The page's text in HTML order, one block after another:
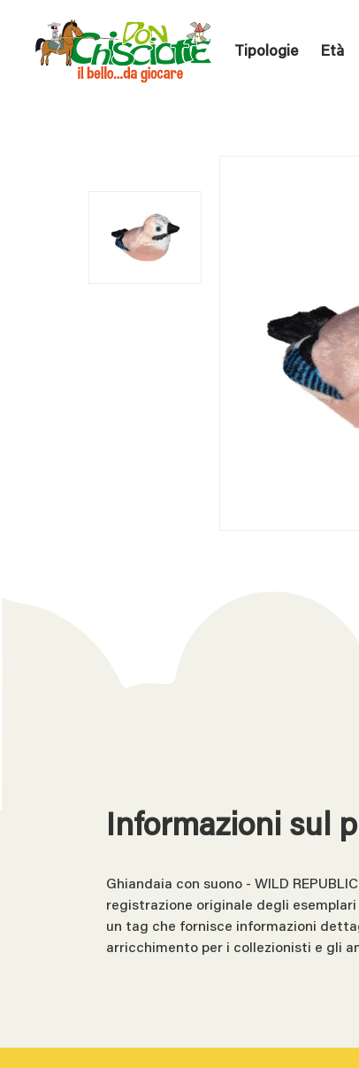
Tipologie Età
Informazioni sul
Ghiandaia con suono - WILD
registrazione originale degli
un tag che fornisce informazioni
arricchimento per i collezionisti e gli